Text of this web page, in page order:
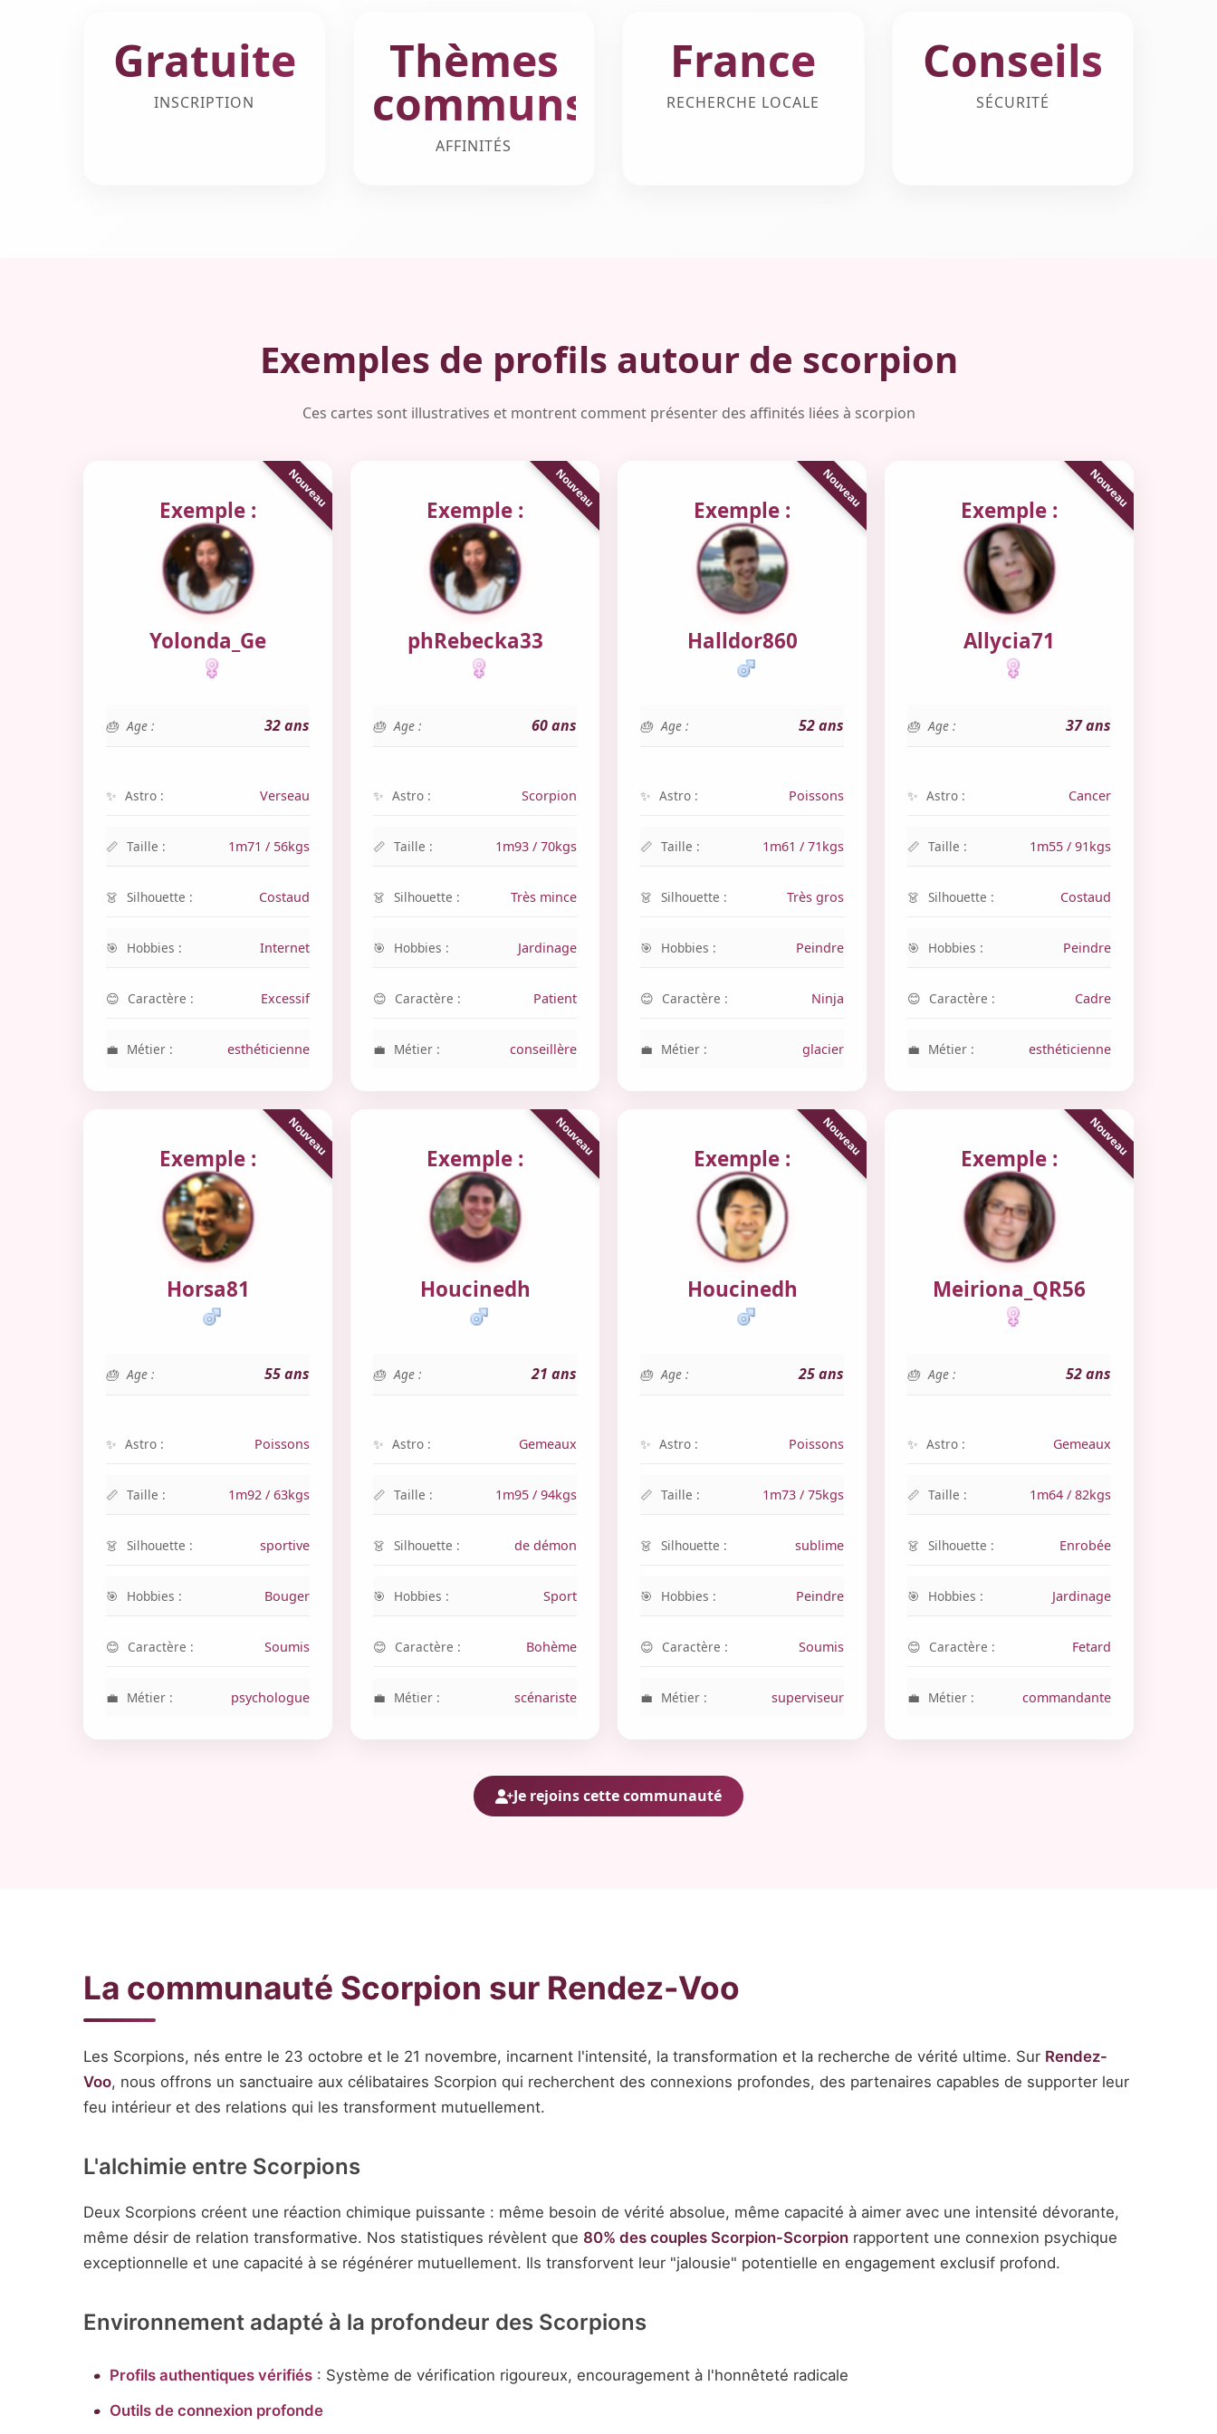
Gratuite
INSCRIPTION
Thèmes
communs
AFFINITÉS
France
RECHERCHE LOCALE
Conseils
SÉCURITÉ
Exemples de profils autour de scorpion
Ces cartes sont illustratives et montrent comment présenter des affinités liées à scorpion
Exemple :
Yolonda_Ge
Age : 32 ans
Astro : Verseau
Taille : 1m71 / 56kgs
Silhouette : Costaud
Hobbies : Internet
Caractère : Excessif
Métier : esthéticienne
Exemple :
phRebecka33
Age : 60 ans
Astro : Scorpion
Taille : 1m93 / 70kgs
Silhouette : Très mince
Hobbies : Jardinage
Caractère : Patient
Métier : conseillère
Exemple :
Halldor860
Age : 52 ans
Astro : Poissons
Taille : 1m61 / 71kgs
Silhouette : Très gros
Hobbies : Peindre
Caractère : Ninja
Métier : glacier
Exemple :
Allycia71
Age : 37 ans
Astro : Cancer
Taille : 1m55 / 91kgs
Silhouette : Costaud
Hobbies : Peindre
Caractère : Cadre
Métier : esthéticienne
Exemple :
Horsa81
Age : 55 ans
Astro : Poissons
Taille : 1m92 / 63kgs
Silhouette : sportive
Hobbies : Bouger
Caractère : Soumis
Métier : psychologue
Exemple :
Houcinedh
Age : 21 ans
Astro : Gemeaux
Taille : 1m95 / 94kgs
Silhouette : de démon
Hobbies : Sport
Caractère : Bohème
Métier : scénariste
Exemple :
Houcinedh
Age : 25 ans
Astro : Poissons
Taille : 1m73 / 75kgs
Silhouette : sublime
Hobbies : Peindre
Caractère : Soumis
Métier : superviseur
Exemple :
Meiriona_QR56
Age : 52 ans
Astro : Gemeaux
Taille : 1m64 / 82kgs
Silhouette : Enrobée
Hobbies : Jardinage
Caractère : Fetard
Métier : commandante
Je rejoins cette communauté
La communauté Scorpion sur Rendez-Voo
Les Scorpions, nés entre le 23 octobre et le 21 novembre, incarnent l'intensité, la transformation et la recherche de vérité ultime. Sur Rendez-
Voo, nous offrons un sanctuaire aux célibataires Scorpion qui recherchent des connexions profondes, des partenaires capables de supporter leur
feu intérieur et des relations qui les transforment mutuellement.
L'alchimie entre Scorpions
Deux Scorpions créent une réaction chimique puissante : même besoin de vérité absolue, même capacité à aimer avec une intensité dévorante,
même désir de relation transformative. Nos statistiques révèlent que 80% des couples Scorpion-Scorpion rapportent une connexion psychique
exceptionnelle et une capacité à se régénérer mutuellement. Ils transforvent leur "jalousie" potentielle en engagement exclusif profond.
Environnement adapté à la profondeur des Scorpions
Profils authentiques vérifiés: Système de vérification rigoureux, encouragement à l'honnêteté radicale
Outils de connexion profonde